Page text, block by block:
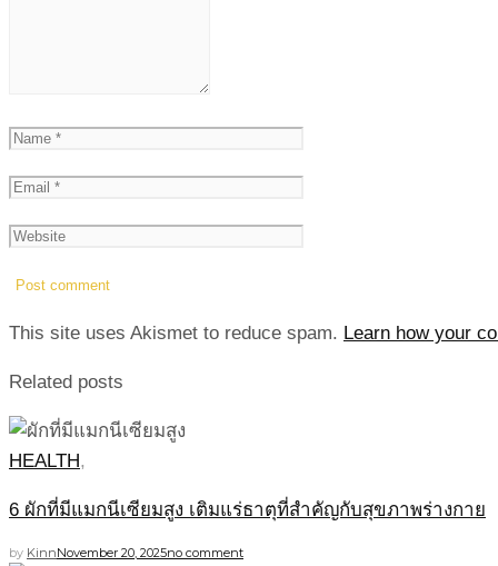
This site uses Akismet to reduce spam. Learn how your
Related posts
HEALTH,
6 ผักที่มีแมกนีเซียมสูง เติมแร่ธาตุที่สำคัญกับสุขภาพร่างกาย
by KinnNovember 20, 2025no comment